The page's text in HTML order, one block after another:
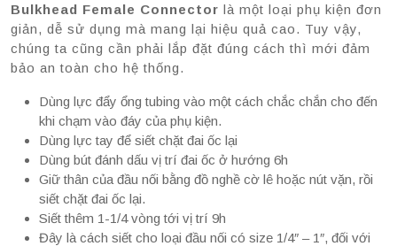
Bulkhead Female Connector là một loại phụ kiện đơn
giản, dễ sử dụng mà mang lại hiệu quả cao. Tuy vậy,
chúng ta cũng cần phải lắp đặt đúng cách thì mới đảm
bảo an toàn cho hệ thống.
Dùng lực đẩy ổng tubing vào một cách chắc chắn cho đến
khi chạm vào đáy của phụ kiện.
Dùng lực tay để siết chặt đai ốc lại
Dùng bút đánh dấu vị trí đai ốc ở hướng 6h
Giữ thân của đầu nối bằng đồ nghề cờ lê hoặc nút vặn, rồi
siết chặt đai ốc lại.
Siết thêm 1-1/4 vòng tới vị trí 9h
Đây là cách siết cho loại đầu nối có size 1/4″ – 1″, đối với